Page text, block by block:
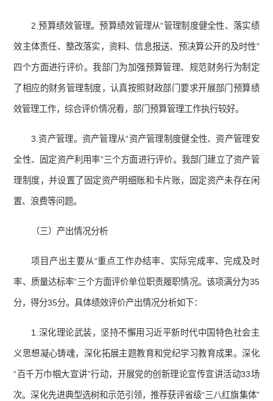
2.预算绩效管理。预算绩效管理从“管理制度健全性、落实绩
效主体责任、整改落实，资料、信息报送、预决算公开的及时性”
四个方面进行评价。我部门为加强预算管理、规范财务行为制定
了相应的财务管理制度，认真按照财政部门要求开展部门预算绩
效管理工作，综合评价情况看，部门预算管理工作执行较好。
3.资产管理。资产管理从“资产管理制度健全性、资产管理安
全性、固定资产利用率”三个方面进行评价。我部门建立了资产管
理制度，并设置了固定资产明细账和卡片账，固定资产未存在闲
置、浪费等问题。
（三）产出情况分析
项目产出主要从“重点工作办结率、实际完成率、完成及时
率、质量达标率”三个方面评价单位职责履职情况。该项满分为35
分，得分35分。具体绩效评价产出情况分析如下：
1.深化理论武装，坚持不懈用习近平新时代中国特色社会主
义思想凝心铸魂，深化拓展主题教育和党纪学习教育成果。深化
“百千万巾帼大宣讲”行动，开展党的创新理论宣传宣讲活动33场
次。深化先进典型选树和示范引领，推荐获评省级“三八红旗集体”